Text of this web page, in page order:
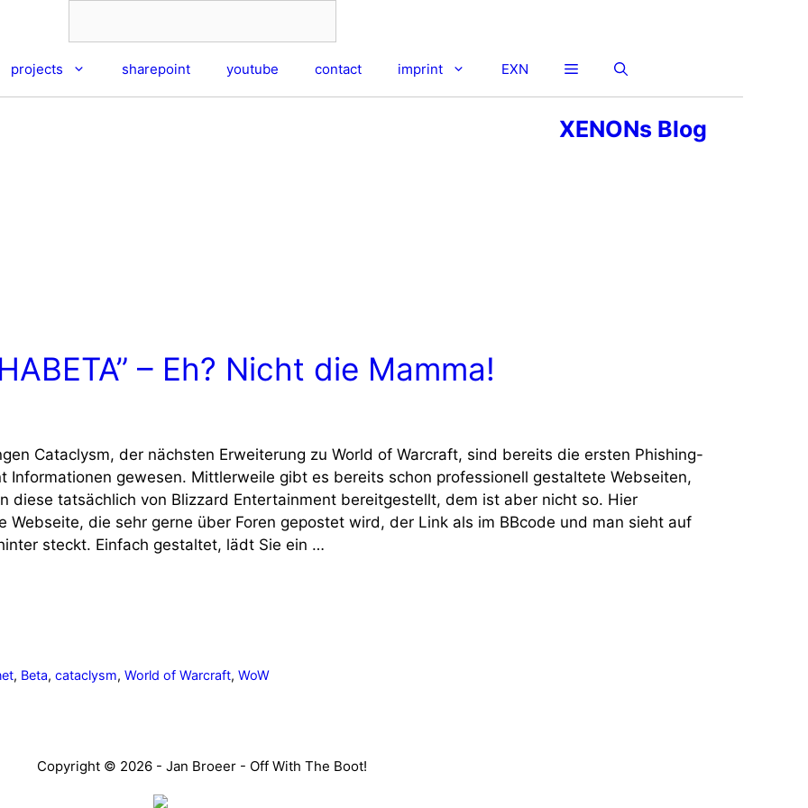
projects sharepoint youtube contact imprint EXN
XENONs Blog
– Eh? Nicht die Mamma!
Cataclysm, der nächsten Erweiterung zu World of Warcraft, sind bereits die ersten Phishing-
Informationen gewesen. Mittlerweile gibt es bereits schon professionell gestaltete Webseiten,
diese tatsächlich von Blizzard Entertainment bereitgestellt, dem ist aber nicht so. Hier
die sehr gerne über Foren gepostet wird, der Link als im BBcode und man sieht auf
steckt. Einfach gestaltet, lädt Sie ein …
, Beta,cataclysm,World of Warcraft,WoW
Copyright © 2026 - Jan Broeer - Off With The Boot!